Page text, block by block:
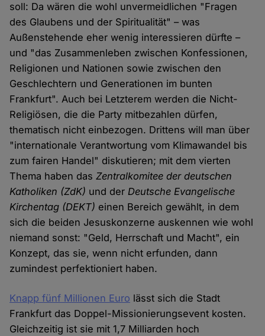
soll: Da wären die wohl unvermeidlichen "Fragen
des Glaubens und der Spiritualität" – was
Außenstehende eher wenig interessieren dürfte –
und "das Zusammenleben zwischen Konfessionen,
Religionen und Nationen sowie zwischen den
Geschlechtern und Generationen im bunten
Frankfurt". Auch bei Letzterem werden die Nicht-
Religiösen, die die Party mitbezahlen dürfen,
thematisch nicht einbezogen. Drittens will man über
"internationale Verantwortung vom Klimawandel bis
zum fairen Handel" diskutieren; mit dem vierten
Thema haben dasZentralkomitee der deutschen
Katholiken (ZdK) und derDeutsche Evangelische
Kirchentag (DEKT) einen Bereich gewählt, in dem
sich die beiden Jesuskonzerne auskennen wie wohl
niemand sonst: "Geld, Herrschaft und Macht", ein
Konzept, das sie, wenn nicht erfunden, dann
zumindest perfektioniert haben.
Knapp fünf Millionen Euro lässt sich die Stadt
Frankfurt das Doppel-Missionierungsevent kosten.
Gleichzeitig ist sie mit 1,7 Milliarden hoch